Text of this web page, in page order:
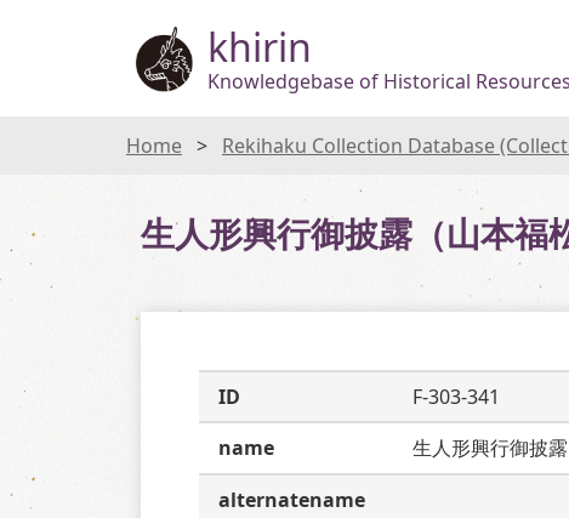
khirin
Knowledgebase of Historical
Home Rekihaku Collection Database
生人形興行御披露（山本福
ID
F-303-341
name
生人形興行御披
alternatename